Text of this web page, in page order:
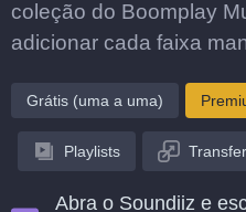
coleção do Boomplay
adicionar cada faixa
Grátis (uma a uma)
Playlists
Abra o Soundiiz e